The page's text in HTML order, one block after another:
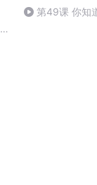
第49课 你知